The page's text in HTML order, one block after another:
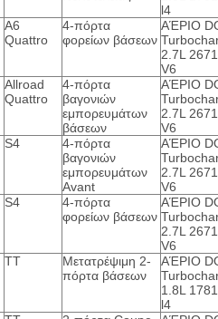
l4
A6
Quattro
4-πόρτα
φορείων βάσεων
ΑΈΡΙΟ
2.7L
V6
Allroad
Quattro
4-πόρτα
βαγονιών
εμπορευμάτων
βάσεων
ΑΈΡΙΟ
2.7L
V6
S4
4-πόρτα
βαγονιών
εμπορευμάτων
Avant
ΑΈΡΙΟ
2.7L
V6
S4
4-πόρτα
φορείων βάσεων
ΑΈΡΙΟ
2.7L
V6
TT
Μετατρέψιμη 2-
πόρτα βάσεων
ΑΈΡΙΟ
1.8L
l4